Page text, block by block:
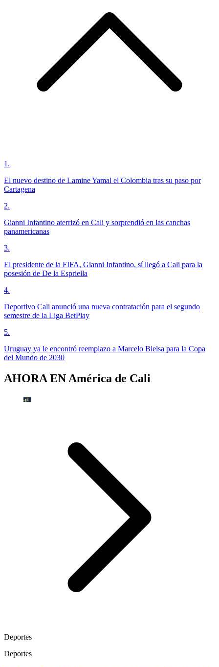
1 .
El nuevo destino de Lamine Yamal el Colombia tras su paso por
Cartagena
2.
Gianni Infantino aterrizó en Cali y sorprendió en las canchas
panamericanas
3.
El presidente de la FIFA, Gianni Infantino, sí llegó a Cali para la
posesión de De la Espriella
4.
Deportivo Cali anunció una nueva contratación para el segundo
semestre de la Liga BetPlay
5.
Uruguay ya le encontró reemplazo a Marcelo Bielsa para la Copa
del Mundo de 2030
AHORA EN América de Cali
Deportes
Deportes